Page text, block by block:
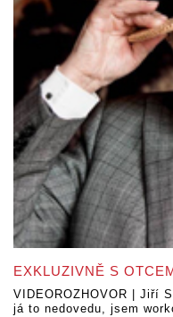
EXKLUZIVNĚ S
VIDEOROZHOVOR | Jiří
já to nedovedu, jsem